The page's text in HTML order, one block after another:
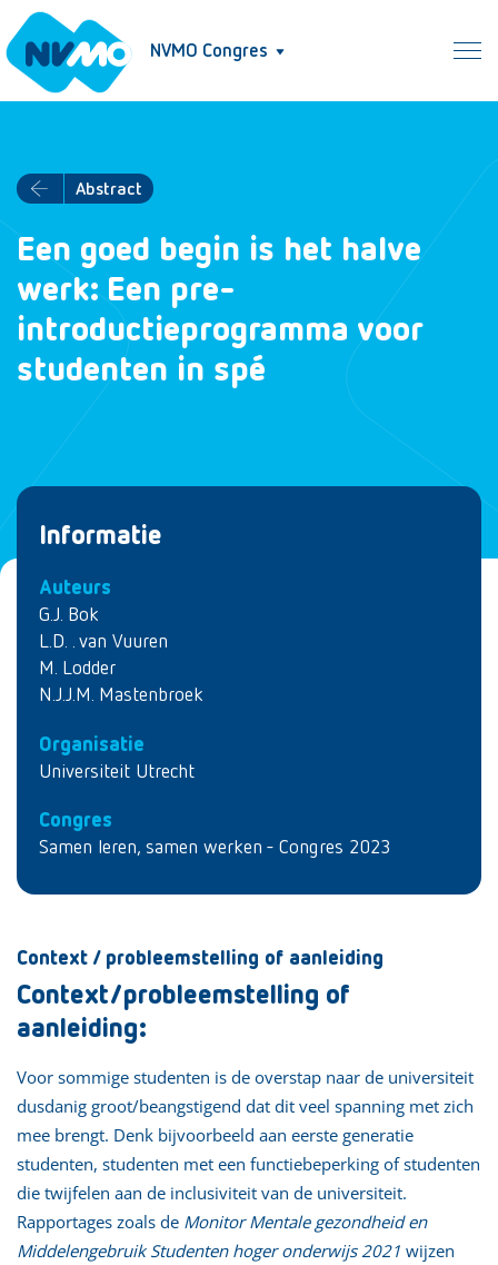
NVMO Congres
Abstract
Een goed begin is het halve
werk: Een pre-
introductieprogramma voor
studenten in spé
Informatie
Auteurs
G.J. Bok
L.D. . van Vuuren
M. Lodder
N.J.J.M. Mastenbroek
Organisatie
Universiteit Utrecht
Congres
Samen leren, samen werken - Congres 2023
Context / probleemstelling of aanleiding
Context/probleemstelling of
aanleiding:
Voor sommige studenten is de overstap naar de universiteit
dusdanig groot/beangstigend dat dit veel spanning met zich
mee brengt. Denk bijvoorbeeld aan eerste generatie
studenten, studenten met een functiebeperking of studenten
die twijfelen aan de inclusiviteit van de universiteit.
Rapportages zoals de Monitor Mentale gezondheid en
Middelengebruik Studenten hoger onderwijs 2021 wijzen